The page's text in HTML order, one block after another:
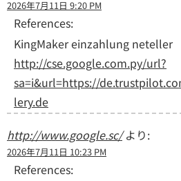
2026年7月11日 9:20 PM
References:
KingMaker einzahlung neteller
http://cse.google.com.py/url?
sa=i&url=https://
lery.de
http://www.google.sc/ より:
2026年7月11日 10:23 PM
References: